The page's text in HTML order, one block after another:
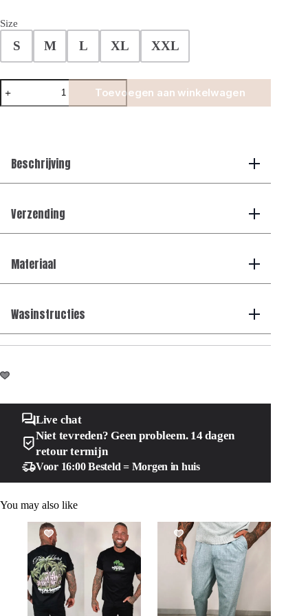
Size
S M L XL XXL
Smart
Glans
Swim
Toevoegen aan winkelwagen
Beschrijving
Verzending
Materiaal
Wasinstructies
Live chat
Niet tevreden? Geen probleem. 14 dagen
retour termijn
Voor 16:00 Besteld = Morgen in huis
You may also like
SALE! SALE!